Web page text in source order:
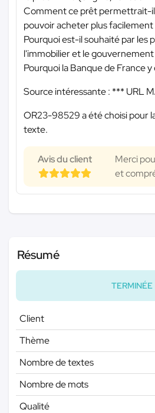
Comment ce prêt permettrait-
pouvoir acheter plus facilement
Pourquoi est-il souhaité par les
l'immobilier et le gouvernement
Pourquoi la Banque de France
Source intéressante : *** URL
OR23-98529 a été choisi pour
texte.
Avis du client
Merci
et
Résumé
TERMINÉE
Client
Thème
Nombre de textes
Nombre de mots
Qualité